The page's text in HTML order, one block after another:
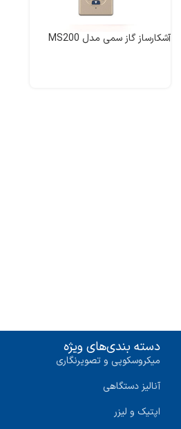
آشکارساز گاز سمی مدل MS200
دسته بندی‌های ویژه
میکروسکوپی و تصویرنگاری
آنالیز دستگاهی
اپتیک و لیزر